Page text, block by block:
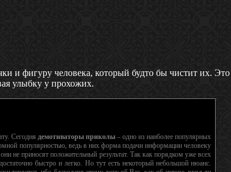
и фигуру человека, который будто бы чистит их. Это
улыбку у прохожих.
Сегодня демотиваторы приколы– одно из наиболее популярных
популярностью, ведь в них форма подачи информации человеку
не приносят положительный результат. Так как порядком уже всех
быстро и легко. Но тут есть некоторый небольшой нюанс.